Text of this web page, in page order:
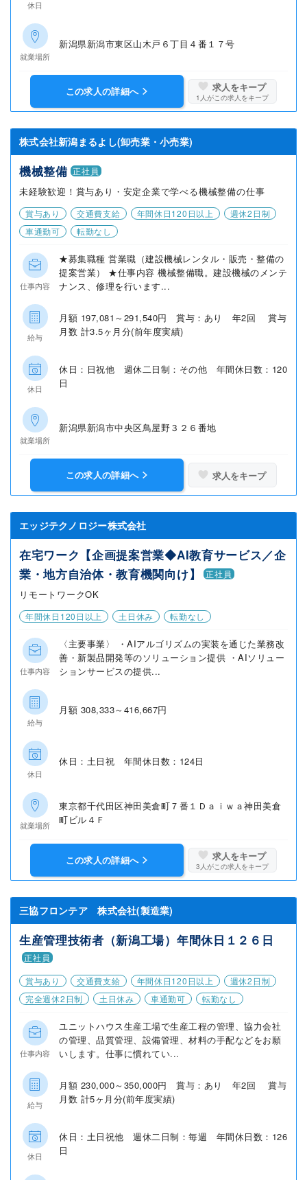
休日
就業場所
新潟県新潟市東区山木戸６丁目４番１７号
この求人の詳細へ 求人をキープ
1 人がこの求人をキープ
株式会社新潟まるよし(卸売業・小売業)
機械整備 正社員
未経験歓迎！賞与あり・安定企業で学べる機械整備の仕事
賞与あり 交通費支給 年間休日120日以上
週休2日制
車通勤可
転勤なし
仕事内容
★募集職種 営業職（建設機械レンタル・販売・整備の
提案営業） ★仕事内容 機械整備職。建設機械のメンテ
ナンス、修理を行います...
給与
月額 197,081～291,540円 賞与：あり 年2回 賞与
月数 計3.5ヶ月分(前年度実績)
休日
休日：日祝他 週休二日制：その他 年間休日数：120
日
就業場所
新潟県新潟市中央区鳥屋野３２６番地
この求人の詳細へ 求人をキープ
エッジテクノロジー株式会社
在宅ワーク【企画提案営業◆AI教育サービス／企
業・地方自治体・教育機関向け】
正社員
リモートワークOK
年間休日120日以上 土日休み 転勤なし
仕事内容
〈主要事業〉 ・AIアルゴリズムの実装を通じた業務改
善・新製品開発等のソリューション提供 ・AIソリュー
ションサービスの提供...
給与
月額 308,333～416,667円
休日
休日：土日祝 年間休日数：124日
就業場所
東京都千代田区神田美倉町７番１Ｄａｉｗａ神田美倉
町ビル４Ｆ
この求人の詳細へ 求人をキープ
3 人がこの求人をキープ
三協フロンテア 株式会社(製造業)
生産管理技術者（新潟工場）年間休日１２６日
正社員
賞与あり
交通費支給 年間休日120日以上
週休2日制
完全週休2日制
土日休み 車通勤可 転勤なし
仕事内容
ユニットハウス生産工場で生産工程の管理、協力会社
の管理、品質管理、設備管理、材料の手配などをお願
いします。仕事に慣れてい...
給与
月額 230,000～350,000円 賞与：あり 年2回 賞与
月数 計5ヶ月分(前年度実績)
休日
休日：土日祝他 週休二日制：毎週 年間休日数：126
日